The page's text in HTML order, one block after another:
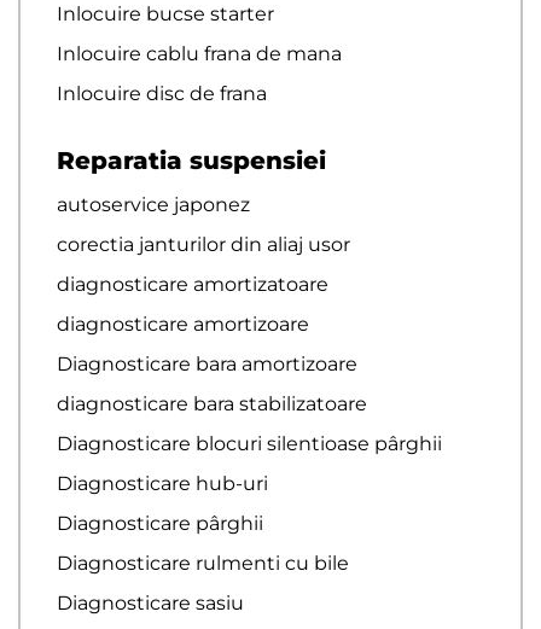
Inlocuire bucse starter
Inlocuire cablu frana de mana
Inlocuire disc de frana
Reparatia suspensiei
autoservice japonez
corectia janturilor din aliaj usor
diagnosticare amortizatoare
diagnosticare amortizoare
Diagnosticare bara amortizoare
diagnosticare bara stabilizatoare
Diagnosticare blocuri silentioase pârghii
Diagnosticare hub-uri
Diagnosticare pârghii
Diagnosticare rulmenti cu bile
Diagnosticare sasiu